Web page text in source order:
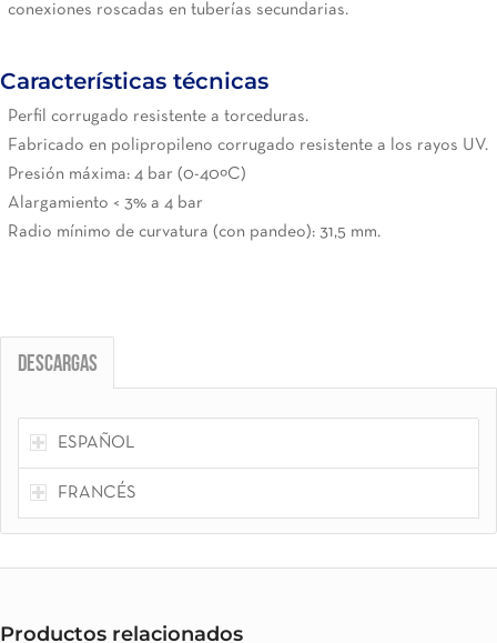
conexiones roscadas en tuberías secundarias.
Características técnicas
Perfil corrugado resistente a torceduras.
Fabricado en polipropileno corrugado resistente a los rayos UV.
Presión máxima: 4 bar (0-40ºC)
Alargamiento < 3% a 4 bar
Radio mínimo de curvatura (con pandeo): 31,5 mm.
Descargas
ESPAÑOL
FRANCÉS
Productos relacionados